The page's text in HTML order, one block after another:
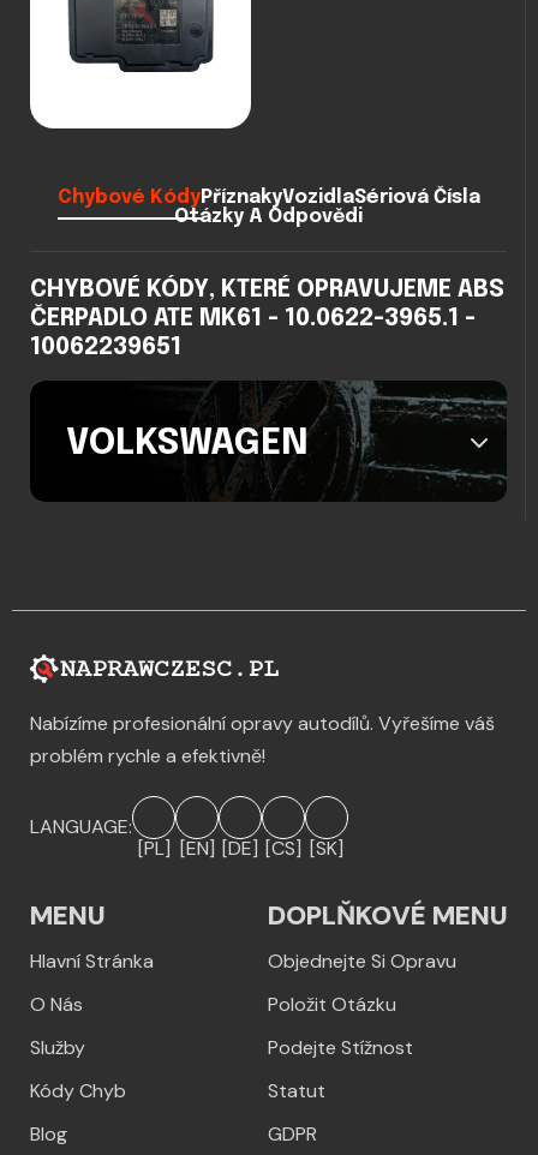
Chybové KódyPříznakyVozidlaSériová Čísla
Otázky A Odpovědi
CHYBOVÉ KÓDY, KTERÉ OPRAVUJEME ABS
ČERPADLO ATE MK61 - 10.0622-3965.1 -
10062239651
VOLKSWAGEN
Nabízíme profesionální opravy autodílů. Vyřešíme váš
problém rychle a efektivně!
LANGUAGE:
[PL] [EN] [DE] [CS] [SK]
MENU
Hlavní Stránka
O Nás
Služby
Kódy Chyb
Blog
DOPLŇKOVÉ MENU
Objednejte Si Opravu
Položit Otázku
Podejte Stížnost
Statut
GDPR